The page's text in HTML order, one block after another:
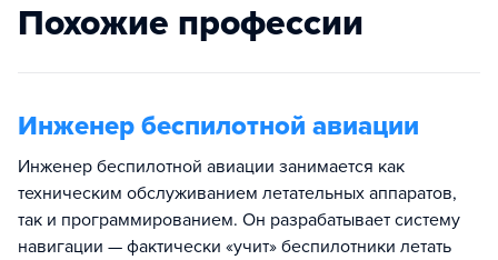
Похожие профессии
Инженер беспилотной авиации
Инженер беспилотной авиации занимается как
техническим обслуживанием летательных аппаратов,
так и программированием. Он разрабатывает систему
навигации — фактически «учит» беспилотники летать